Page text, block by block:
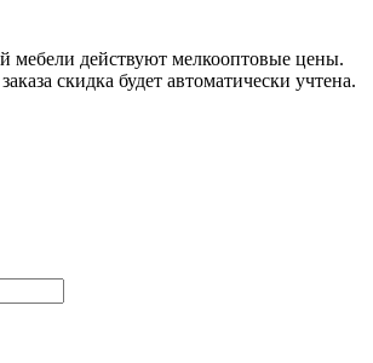
мебели действуют мелкооптовые цены.
скидка будет автоматически учтена.